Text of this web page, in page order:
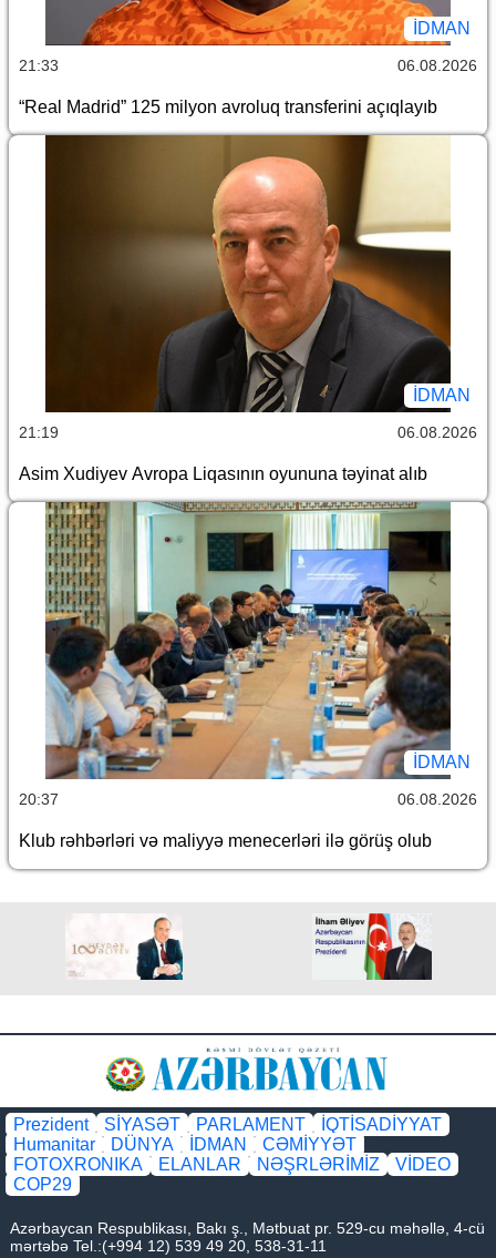
İDMAN
21:33 06.08.2026
“Real Madrid” 125 milyon avroluq transferini açıqlayıb
İDMAN
21:19 06.08.2026
Asim Xudiyev Avropa Liqasının oyununa təyinat alıb
İDMAN
20:37 06.08.2026
Klub rəhbərləri və maliyyə menecerləri ilə görüş olub
Prezident SİYASƏT PARLAMENT
İQTİSADİYYAT
Humanitar
DÜNYA İDMAN
CƏMİYYƏT
FOTOXRONIKA
ELANLAR NƏŞRLƏRİMİZ
VİDEO
COP29
Azərbaycan Respublikası, Bakı ş., Mətbuat pr. 529-cu məhəllə, 4-cü
mərtəbə Tel.:(+994 12) 539 49 20, 538-31-11